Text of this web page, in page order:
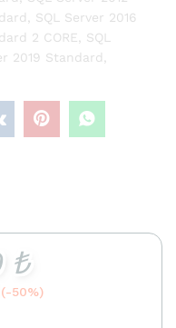
SQL Server 2016
2 CORE
SQL
2019 Standard
₺
(-50%)